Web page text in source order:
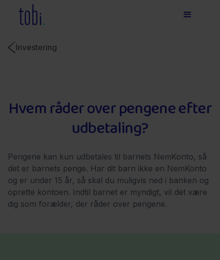
Investering
Hvem råder over pengene efter
udbetaling?
Pengene kan kun udbetales til barnets NemKonto, så
det er barnets penge. Har dit barn ikke en NemKonto
og er under 15 år, så skal du muligvis ned i banken og
oprette kontoen. Indtil barnet er myndigt, vil det være
dig som forælder, der råder over pengene.